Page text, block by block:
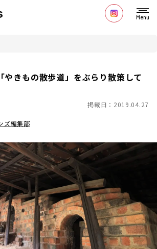
Menu
やきもの散歩道」をぶらり散策して
掲載日：2019.04.27
ズ編集部